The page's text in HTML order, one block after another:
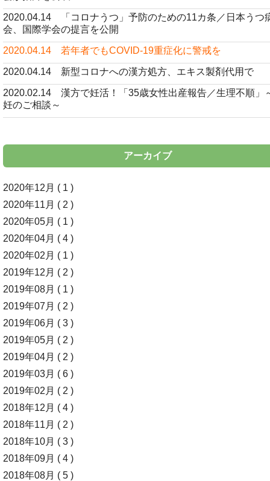
2020.04.14 「コロナうつ」予防のための11カ条／日本うつ
会、国際学会の提言を公開
2020.04.14 若年者でもCOVID-19重症化に警戒を
2020.04.14 新型コロナへの漢方処方、エキス製剤代用で
2020.02.14 漢方で妊活！「35歳女性出産報告／生理不順」
妊のご相談～
アーカイブ
2020年12月 ( 1 )
2020年11月 ( 2 )
2020年05月 ( 1 )
2020年04月 ( 4 )
2020年02月 ( 1 )
2019年12月 ( 2 )
2019年08月 ( 1 )
2019年07月 ( 2 )
2019年06月 ( 3 )
2019年05月 ( 2 )
2019年04月 ( 2 )
2019年03月 ( 6 )
2019年02月 ( 2 )
2018年12月 ( 4 )
2018年11月 ( 2 )
2018年10月 ( 3 )
2018年09月 ( 4 )
2018年08月 ( 5 )